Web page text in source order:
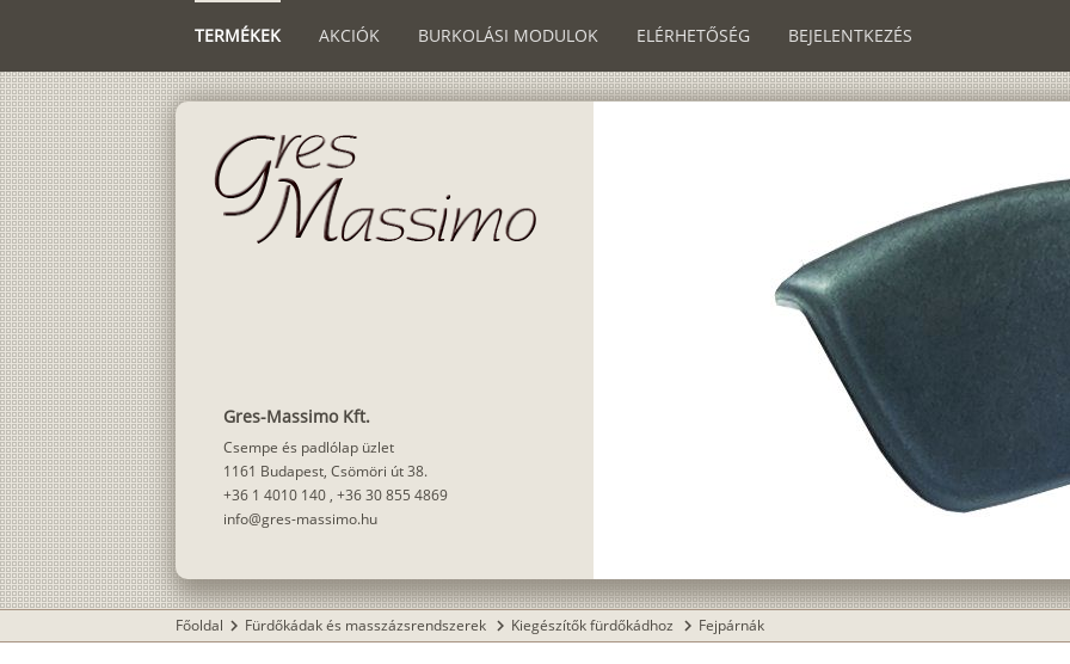
TERMÉKEK AKCIÓK BURKOLÁSI MODULOK ELÉRHETŐSÉG BEJELENTKEZÉS
Gres-Massimo Kft.
Csempe és padlólap üzlet
1161 Budapest, Csömöri út 38.
+36 1 4010 140 , +36 30 855 4869
info@gres-massimo.hu
Főoldal chevron_right Fürdőkádak és masszázsrendszerek chevron_right Kiegészítők fürdőkádhoz chevron_right Fejpárnák